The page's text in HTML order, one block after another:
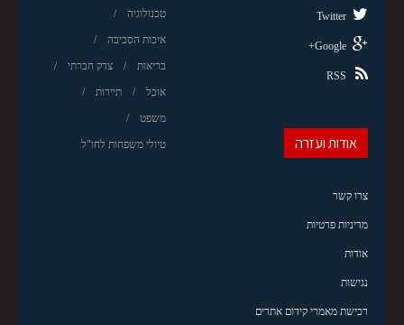
טכנולוגיה
איכות הסביבה
בריאות צדק חברתי
אוכל תיירות
משפט
טיולי משפחות לחו"ל
Twitter
Google+
RSS
אודות ועזרה
צרו קשר
מדיניות פרטיות
אודות
נגישות
רכישת מאמרי קידום אתרים